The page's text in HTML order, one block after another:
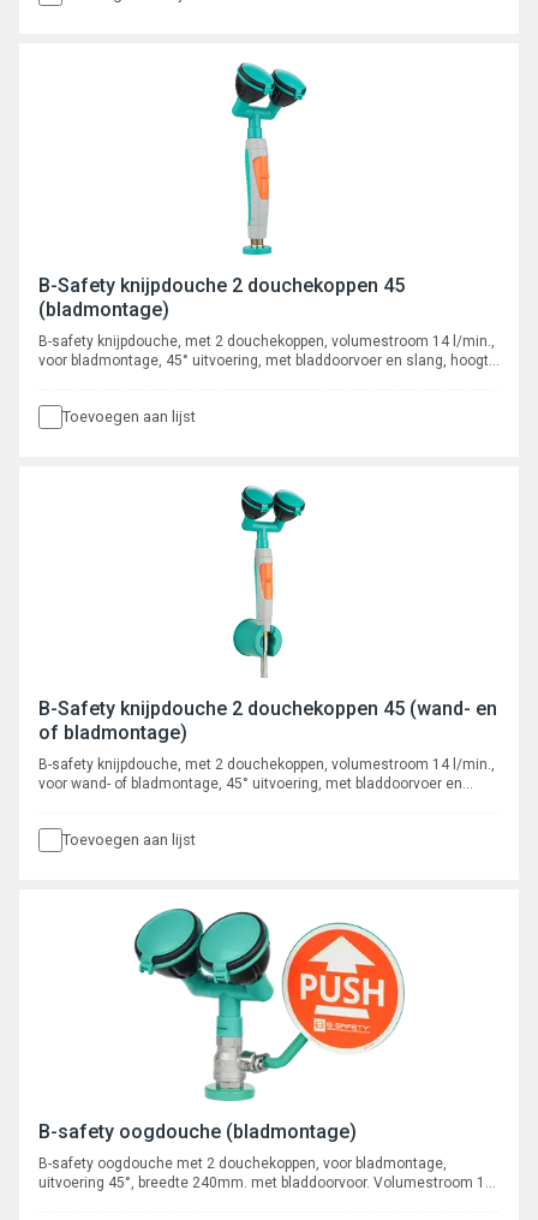
B-Safety knijpdouche 2 douchekoppen 45
(bladmontage)
B-safety knijpdouche, met 2 douchekoppen, volumestroom 14 l/min.,
voor bladmontage, 45° uitvoering, met bladdoorvoer en slang, hoogte
Toevoegen aan lijst
B-Safety knijpdouche 2 douchekoppen 45 (wand- en
of bladmontage)
B-safety knijpdouche, met 2 douchekoppen, volumestroom 14 l/min.,
voor wand- of bladmontage, 45° uitvoering, met bladdoorvoer en
Toevoegen aan lijst
B-safety oogdouche (bladmontage)
B-safety oogdouche met 2 douchekoppen, voor bladmontage,
uitvoering 45°, breedte 240mm. met bladdoorvoor. Volumestroom 14